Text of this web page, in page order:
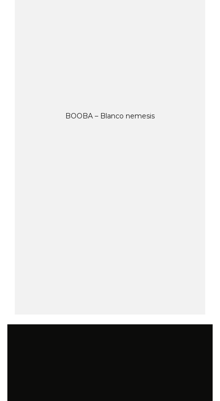
BOOBA – Blanco nemesis